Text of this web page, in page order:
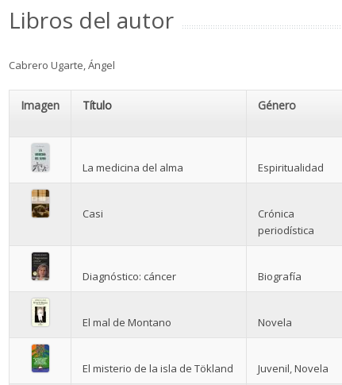
Libros del autor
Cabrero Ugarte, Ángel
Imagen Título Género
La medicina del alma Espiritualidad
Casi
Crónica
periodística
Diagnóstico: cáncer Biografía
El mal de Montano Novela
El misterio de la isla de Tökland Juvenil Novela